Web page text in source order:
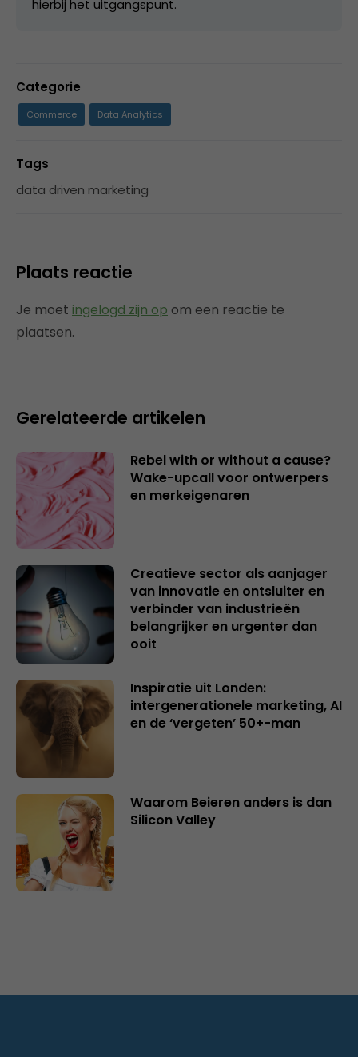
hierbij het uitgangspunt.
Categorie
Commerce Data Analytics
Tags
data driven marketing
Plaats reactie
Je moet ingelogd zijn op om een reactie te
plaatsen.
Gerelateerde artikelen
Rebel with or without a cause?
Wake-upcall voor ontwerpers
en merkeigenaren
Creatieve sector als aanjager
van innovatie en ontsluiter en
verbinder van industrieën
belangrijker en urgenter dan
ooit
Inspiratie uit Londen:
intergenerationele marketing, AI
en de ‘vergeten’ 50+-man
Waarom Beieren anders is dan
Silicon Valley